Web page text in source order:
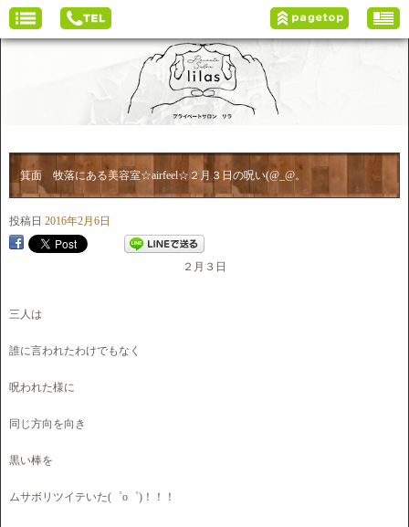
箕面 牧落にある美容室☆airfeel☆２月３日の呪い(@_@。
投稿日 2016年2月6日
２月３日
三人は
誰に言われたわけでもなく
呪われた様に
同じ方向を向き
黒い棒を
ムサボリツイテいた(゜o゜)！！！